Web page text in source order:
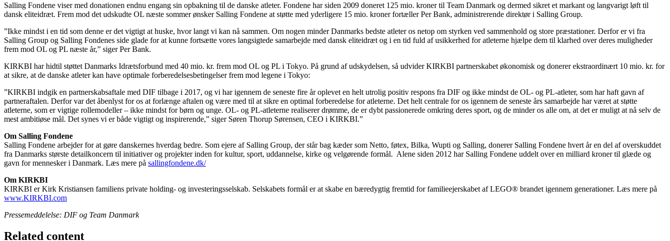
Salling Fondene viser med donationen endnu engang sin opbakning til de danske atleter. Fondene har siden 2009 doneret 125 mio. kroner til Team Danmark og dermed sikret et markant og langvarigt løft til
dansk eliteidræt. Frem mod det udskudte OL næste sommer ønsker Salling Fondene at støtte med yderligere 15 mio. kroner fortæller Per Bank, administrerende direktør i Salling Group.
”Ikke mindst i en tid som denne er det vigtigt at huske, hvor langt vi kan nå sammen. Om nogen minder Danmarks bedste atleter os netop om styrken ved sammenhold og store præstationer. Derfor er vi fra
Salling Group og Salling Fondenes side glade for at kunne fortsætte vores langsigtede samarbejde med dansk eliteidræt og i en tid fuld af usikkerhed for atleterne hjælpe dem til klarhed over deres muligheder
frem mod OL og PL næste år,” siger Per Bank.
KIRKBI har hidtil støttet Danmarks Idrætsforbund med 40 mio. kr. frem mod OL og PL i Tokyo. På grund af udskydelsen, så udvider KIRKBI partnerskabet økonomisk og donerer ekstraordinært 10 mio. kr. for
at sikre, at de danske atleter kan have optimale forberedelsesbetingelser frem mod legene i Tokyo:
”KIRKBI indgik en partnerskabsaftale med DIF tilbage i 2017, og vi har igennem de seneste fire år oplevet en helt utrolig positiv respons fra DIF og ikke mindst de OL- og PL-atleter, som har haft gavn af
partneraftalen. Derfor var det åbenlyst for os at forlænge aftalen og være med til at sikre en optimal forberedelse for atleterne. Det helt centrale for os igennem de seneste års samarbejde har været at støtte
atleterne, som er vigtige rollemodeller – ikke mindst for børn og unge. OL- og PL-atleterne realiserer drømme, de er dybt passionerede omkring deres sport, og de minder os alle om, at det er muligt at nå selv de
mest ambitiøse mål. Det synes vi er både vigtigt og inspirerende,” siger Søren Thorup Sørensen, CEO i KIRKBI.”
Om Salling Fondene
Salling Fondene arbejder for at gøre danskernes hverdag bedre. Som ejere af Salling Group, der står bag kæder som Netto, føtex, Bilka, Wupti og Salling, donerer Salling Fondene hvert år en del af overskuddet
fra Danmarks største detailkoncern til initiativer og projekter inden for kultur, sport, uddannelse, kirke og velgørende formål. Alene siden 2012 har Salling Fondene uddelt over en milliard kroner til glæde og
gavn for mennesker i Danmark. Læs mere på sallingfondene.dk/
Om KIRKBI
KIRKBI er Kirk Kristiansen familiens private holding- og investeringsselskab. Selskabets formål er at skabe en bæredygtig fremtid for familieejerskabet af LEGO® brandet igennem generationer. Læs mere på
www.KIRKBI.com
Pressemeddelelse: DIF og Team Danmark
Related content